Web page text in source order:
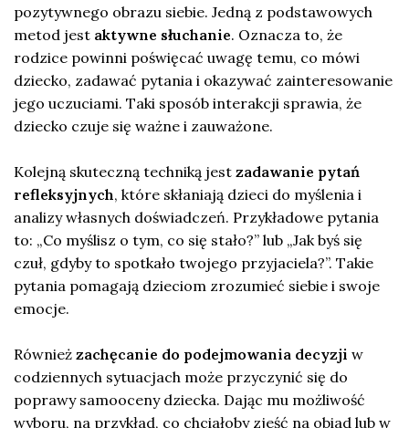
pozytywnego obrazu siebie. Jedną z podstawowych
metod jest aktywne słuchanie. Oznacza to, że
rodzice powinni poświęcać uwagę temu, co mówi
dziecko, zadawać pytania i okazywać zainteresowanie
jego uczuciami. Taki sposób interakcji sprawia, że
dziecko czuje się ważne i zauważone.
Kolejną skuteczną techniką jest zadawanie pytań
refleksyjnych, które skłaniają dzieci do myślenia i
analizy własnych doświadczeń. Przykładowe pytania
to: „Co myślisz o tym, co się stało?” lub „Jak byś się
czuł, gdyby to spotkało twojego przyjaciela?”. Takie
pytania pomagają dzieciom zrozumieć siebie i swoje
emocje.
Również zachęcanie do podejmowania decyzji w
codziennych sytuacjach może przyczynić się do
poprawy samooceny dziecka. Dając mu możliwość
wyboru, na przykład, co chciałoby zjeść na obiad lub w